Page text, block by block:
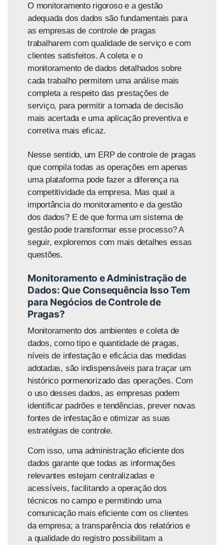
O monitoramento rigoroso e a gestão
adequada dos dados são fundamentais para
as empresas de controle de pragas
trabalharem com qualidade de serviço e com
clientes satisfeitos. A coleta e o
monitoramento de dados detalhados sobre
cada trabalho permitem uma análise mais
completa a respeitodas prestações de
serviço, para permitir a tomada de decisão
mais acertada e uma aplicação preventiva e
corretiva mais eficaz.
Nesse sentido, um ERP de controle de pragas
que compila todas as operações em apenas
uma plataforma pode fazer a diferença na
competitividade da empresa. Mas qual a
importância do monitoramento e da gestão
dos dados? E de que forma um sistema de
gestão pode transformar esse processo? A
seguir, exploremos com mais detalhes essas
questões.
Monitoramento e Administração de
Dados: Que Consequência Isso Tem
para Negócios de Controle de
Pragas?
Monitoramento dos ambientes e coleta de
dados, como tipo e quantidade de pragas,
níveis de infestação e eficácia das medidas
adotadas, são indispensáveis para traçar um
histórico pormenorizado das operações. Com
o uso desses dados, as empresas podem
identificar padrões e tendências, prever novas
fontes de infestação e otimizar as suas
estratégias de controle.
Com isso, uma administração eficiente dos
dados garante que todas as informações
relevantes estejam centralizadas e
acessíveis, facilitando a operação dos
técnicos no campo e permitindo uma
comunicação mais eficiente com os clientes
da empresa; a transparência dos relatórios e
a qualidade do registro possibilitam a